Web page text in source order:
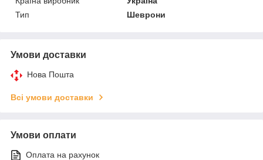
Тип
Шеврони
Умови доставки
Нова Пошта
Всі умови доставки
Умови оплати
Оплата на рахунок